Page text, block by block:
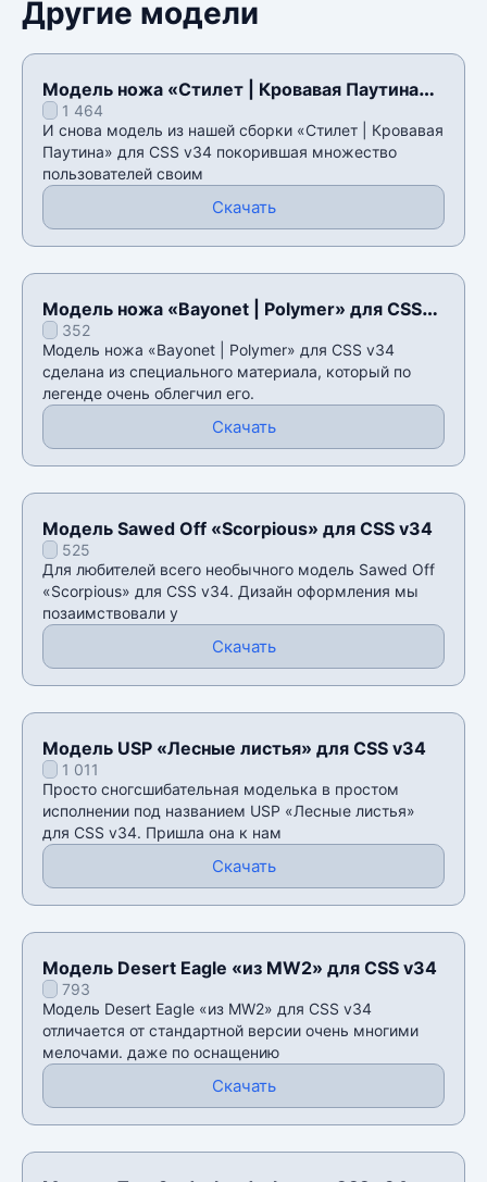
Другие модели
Модель ножа «Стилет | Кровавая Паутина»
для CSS v34
1 464
И снова модель из нашей сборки «Стилет | Кровавая
Паутина» для CSS v34 покорившая множество
пользователей своим
Скачать
Модель ножа «Bayonet | Polymer» для CSS
v34352
Модель ножа «Bayonet | Polymer» для CSS v34
сделана из специального материала, который по
легенде очень облегчил его.
Скачать
Модель Sawed Off «Scorpious» для CSS v34
525
Для любителей всего необычного модель Sawed Off
«Scorpious» для CSS v34. Дизайн оформления мы
позаимствовали у
Скачать
Модель USP «Лесные листья» для CSS v34
1 011
Просто сногсшибательная моделька в простом
исполнении под названием USP «Лесные листья»
для CSS v34. Пришла она к нам
Скачать
Модель Desert Eagle «из MW2» для CSS v34
793
Модель Desert Eagle «из MW2» для CSS v34
отличается от стандартной версии очень многими
мелочами. даже по оснащению
Скачать